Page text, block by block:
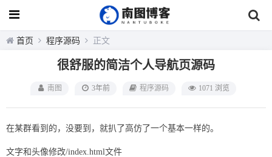
首页 程序源码 正文
很舒服的简洁个人导航页源码
南图 3年前 程序源码 1071 浏览
在某群看到的，没要到，就扒了高仿了一个基本一样的。
文字和头像修改/index.html文件